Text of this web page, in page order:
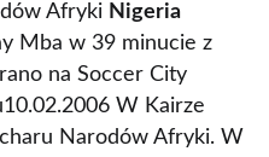
Afryki Nigeria
Mba w 39 minucie z
na Soccer City
W Kairze
Narodów Afryki. W